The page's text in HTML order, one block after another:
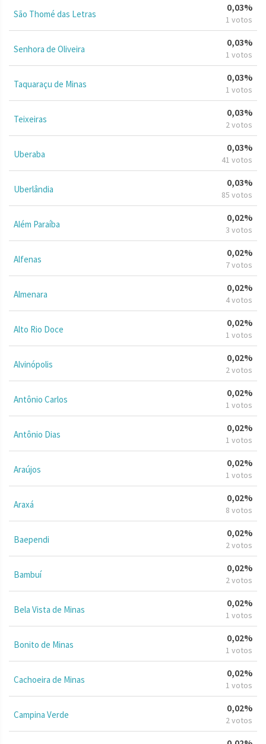
São Thomé das Letras
0,03%
1 votos
Senhora de Oliveira
0,03%
1 votos
Taquaraçu de Minas
0,03%
1 votos
Teixeiras
0,03%
2 votos
Uberaba
0,03%
41 votos
Uberlândia
0,03%
85 votos
Além Paraíba
0,02%
3 votos
Alfenas
0,02%
7 votos
Almenara
0,02%
4 votos
Alto Rio Doce
0,02%
1 votos
Alvinópolis
0,02%
2 votos
Antônio Carlos
0,02%
1 votos
Antônio Dias
0,02%
1 votos
Araújos
0,02%
1 votos
Araxá
0,02%
8 votos
Baependi
0,02%
2 votos
Bambuí
0,02%
2 votos
Bela Vista de Minas
0,02%
1 votos
Bonito de Minas
0,02%
1 votos
Cachoeira de Minas
0,02%
1 votos
Campina Verde
0,02%
2 votos